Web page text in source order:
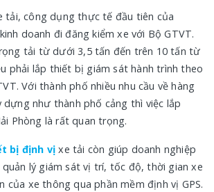
tải, công dụng thực tế đầu tiên của
doanh đi đăng kiểm xe với Bộ GTVT.
tải từ dưới 3,5 tấn đến trên 10 tấn từ
phải lắp thiết bị giám sát hành trình theo
Với thành phố nhiều nhu cầu về hàng
dựng như thành phố cảng thì việc lắp
Phòng là rất quan trọng.
bị định vị xe tải còn giúp doanh nghiệp
quản lý giám sát vị trí, tốc độ, thời gian xe
của xe thông qua phần mềm định vị GPS.